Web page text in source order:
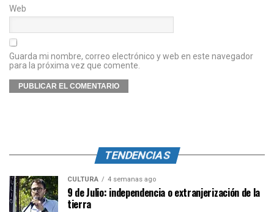
Web
Guarda mi nombre, correo electrónico y web en este navegador
para la próxima vez que comente.
TENDENCIAS
CULTURA 4 semanas ago
9 de Julio: independencia o extranjerización de la
tierra